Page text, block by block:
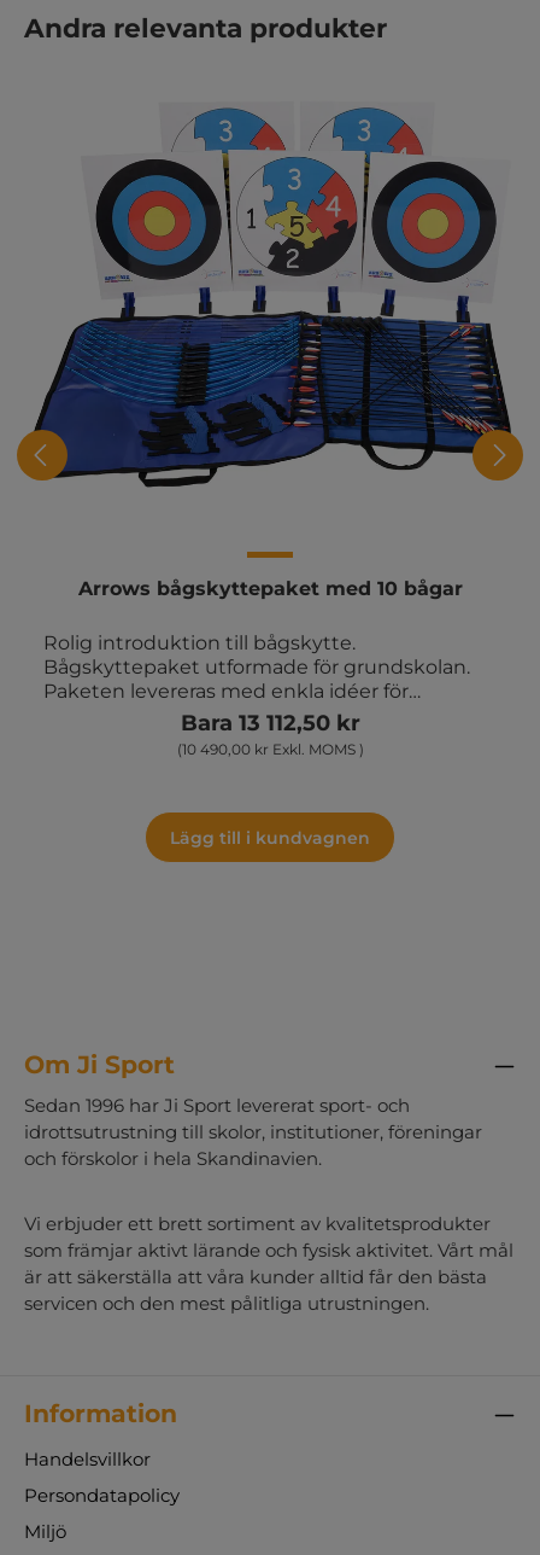
Hoppa över produktgalleri
Andra relevanta produkter
Arrows bågskyttepaket med 10 bågar
Rolig introduktion till bågskytte.
Bågskyttepaket utformade för grundskolan.
Paketen levereras med enkla idéer för
aktiviteter och tävlingar som kan användas på
idrottslektioner, ämnesövergripande och i
fritidsverksamhet m.m. Levereras med
med 10 bågar, 30 pilar med sugkopp och 5
måltavlor med fötter.
Bara 13 112,50 kr
(10 490,00 kr Exkl. MOMS )
Lägg till i kundvagnen
Om Ji Sport
Sedan 1996 har Ji Sport levererat sport- och
idrottsutrustning till skolor, institutioner, föreningar
och förskolor i hela Skandinavien.
Vi erbjuder ett brett sortiment av kvalitetsprodukter
som främjar aktivt lärande och fysisk aktivitet. Vårt mål
är att säkerställa att våra kunder alltid får den bästa
servicen och den mest pålitliga utrustningen.
Information
Handelsvillkor
Persondatapolicy
Miljö